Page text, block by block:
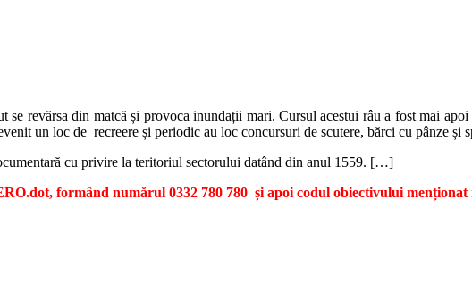
revărsa din matcă și provoca inundații mari. Cursul acestui râu a fost mai
un loc de recreere și periodic au loc concursuri de scutere, bărci cu pânze și
cu privire la teritoriul sectorului datând din anul 1559. […]
formând numărul 0332 780 780 și apoi codul obiectivului menționat